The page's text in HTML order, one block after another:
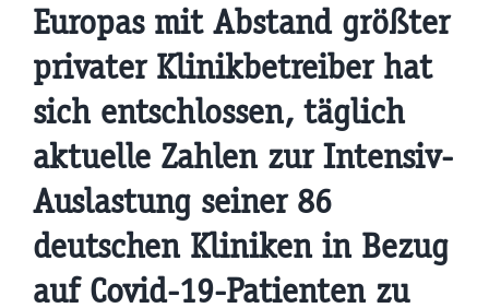
Europas mit Abstand größter
privater Klinikbetreiber hat
sich entschlossen, täglich
aktuelle Zahlen zur Intensiv-
Auslastung seiner 86
deutschen Kliniken in Bezug
auf Covid-19-Patienten zu